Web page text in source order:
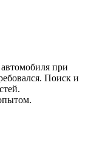
при
Поиск и